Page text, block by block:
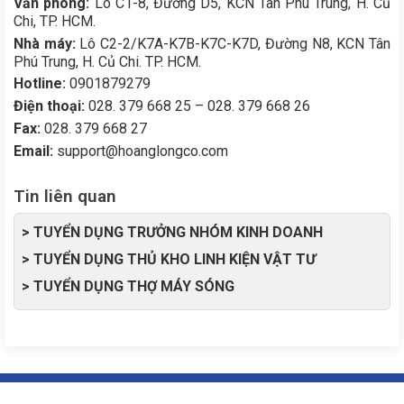
Chi, TP. HCM.
Nhà máy: Lô C2-2/K7A-K7B-K7C-K7D, Đường N8, KCN Tân
Phú Trung, H. Củ Chi. TP. HCM.
Hotline: 0901879279
Điện thoại: 028. 379 668 25 – 028. 379 668 26
Fax: 028. 379 668 27
Email: support@hoanglongco.com
Tin liên quan
> TUYỂN DỤNG TRƯỞNG NHÓM KINH DOANH
> TUYỂN DỤNG THỦ KHO LINH KIỆN VẬT TƯ
> TUYỂN DỤNG THỢ MÁY SÓNG